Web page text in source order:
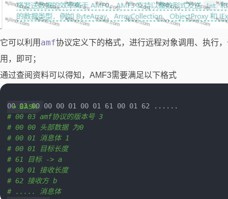
它可以利用 amf协议定义下的格式，进行远程对象调用、执行
用，即可；
通过查阅资料可以得知，AMF3需要满足以下格式
# 00 03 amf协议的版本号 3
# 00 00 头部数据 为0
# 00 01 消息体 1
# 00 01 目标长度
# 61 目标 -> a
# 00 01 接收长度
# 62 接收方 b
# ..... 消息体